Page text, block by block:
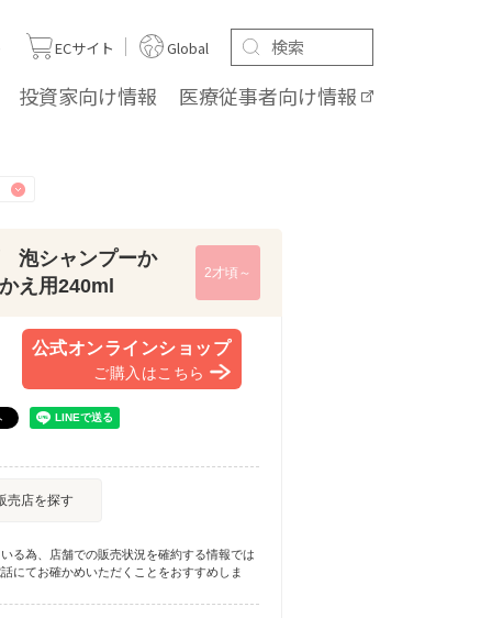
投資家向け情報 医療従事者向け情報
ECサイト Global
泡シャンプーか
え用240ml
2才頃～
公式オンラインショップ
ご購入はこちら
売店を探す
る為、店舗での販売状況を確約する情報では
にてお確かめいただくことをおすすめしま